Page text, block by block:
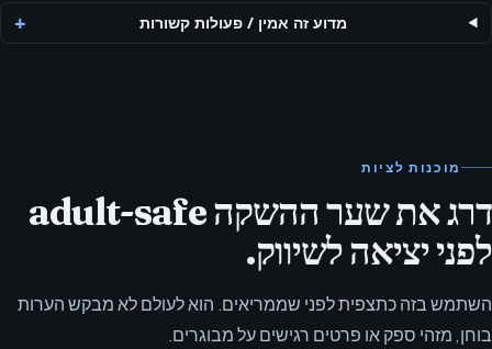
מדוע זה אמין / פעולות קשורות
מוכנות לציות
דרג את שער ההשקה adult-safe
לפני יציאה לשיווק.
השתמש בזה כתצפית לפני שממריאים. הוא לעולם לא מבקש הערות
בוחן, מזהי ספק או פרטים רגישים על מבוגרים.